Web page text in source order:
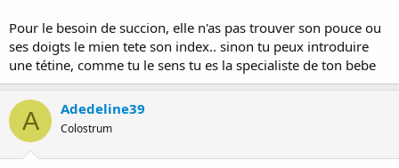
Pour le besoin de succion, elle n'as pas trouver son pouce ou
ses doigts le mien tete son index.. sinon tu peux introduire
une tétine, comme tu le sens tu es la specialiste de ton bebe
A Adedeline39
Colostrum